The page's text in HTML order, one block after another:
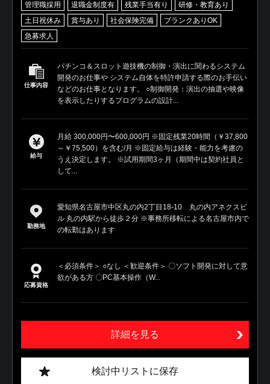
管理職採用
退職金制度有 残業手当有り
研修・教育あり
土日祝休み
賞与あり 社会保険完備
ブランクありOK
急募求人
仕事内容
パチンコ＆スロット遊技機の制御・演出に関わるシステム
開発のお仕事や システム自体を特許申請する際のお手伝い
などのお仕事となります。 ○制御開発：演出の抽選や映像
を表示したりするプログラムの設計...
給与
月給 300,000円〜600,000円 ※固定残業20時間（￥37,800
～￥75,500）を含む/月 ※固定給与は経験・能力を考慮の
うえ決定します。 ※試用期間3ヶ月（期間中は契約社員と
して...
勤務地
愛知県名古屋市中区丸の内2丁目18-10 丸の内アネクスビ
ル 丸の内駅から徒歩２分 ※事務所移転による名古屋市内で
の転勤はあります
応募資格
＜必須条件＞ ○なし ＜歓迎条件＞ 〇ソフト開発に対して意
欲がある方 〇PC基本操作（W...
詳細を見る
検討中リストに保存